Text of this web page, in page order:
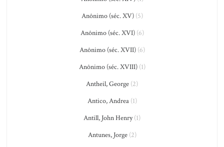
Anônimo (séc. XV)(5)
Anônimo (séc. XVI)(6)
Anônimo (séc. XVII)(6)
Anônimo (séc. XVIII)(1)
Antheil, George (2)
Antico, Andrea(1)
Antill, John Henry(1)
Antunes, Jorge(2)